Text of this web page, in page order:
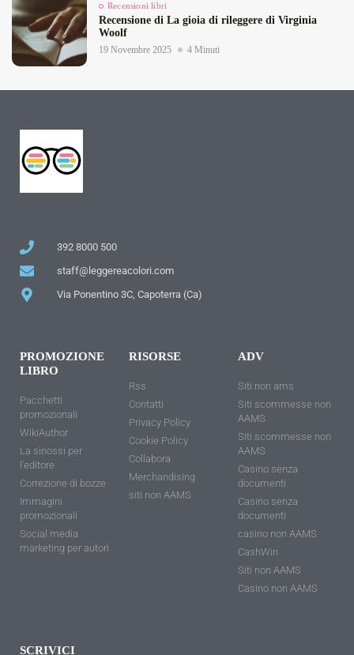
Recensioni libri
Recensione di La gioia di rileggere di Virginia
Woolf
19 Novembre 2025 4 Minuti
392 8000 500
staff@leggereacolori.com
Via Ponentino 3C, Capoterra (Ca)
PROMOZIONE
LIBRO
Pacchetti
promozionali
WikiAuthor
La sinossi per
l'editore
Correzione di bozze
Immagini
promozionali
Social media
marketing per autori
RISORSE
Rss
Contatti
Privacy Policy
Cookie Policy
Collabora
Merchandising
siti non AAMS
ADV
Siti non ams
Siti scommesse non
AAMS
Siti scommesse non
AAMS
Casino senza
documenti
Casino senza
documenti
casino non AAMS
CashWin
Siti non AAMS
Casino non AAMS
SCRIVICI